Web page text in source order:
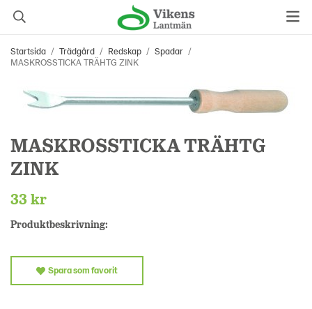
Startsida / Trädgård / Redskap / Spadar /
MASKROSSTICKA TRÄHTG ZINK
MASKROSSTICKA TRÄHTG
ZINK
33 kr
Produktbeskrivning:
Spara som favorit